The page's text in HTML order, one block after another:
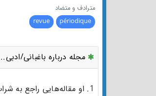
مترادف و متضاد
périodique
revue
مجله درباره باغبانی/
1. او مقاله‌هایی راجع به شراب برای یک مجله فرانسوی می نویسد.